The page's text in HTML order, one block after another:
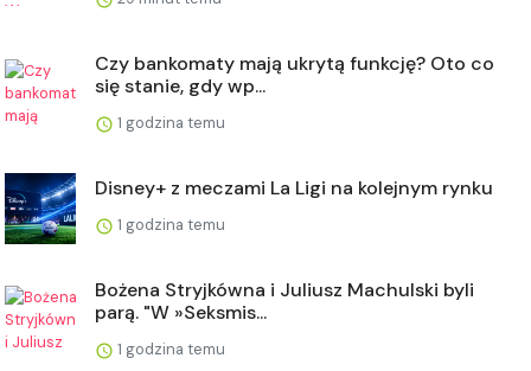
Czy bankomaty mają ukrytą funkcję? Oto co
się stanie, gdy wp...
1 godzina temu
Disney+ z meczami La Ligi na kolejnym rynku
1 godzina temu
Bożena Stryjkówna i Juliusz Machulski byli
parą. "W »Seksmis...
1 godzina temu